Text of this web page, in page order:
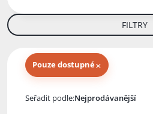
FILTRY
Pouze dostupné×
Seřadit podle: